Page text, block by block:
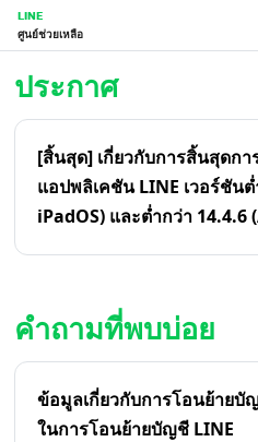
LINE
ศูนย์ช่วยเหลือ
ประกาศ
[สิ้นสุด] เกี่ยวกับการสิ้นสุดกา
แอปพลิเคชัน LINE เวอร์ชัน
iPadOS) และต่ำกว่า 14.4.6
คำถามที่พบบ่อย
ข้อมูลเกี่ยวกับการโอนย้าย
ในการโอนย้ายบัญชี LINE